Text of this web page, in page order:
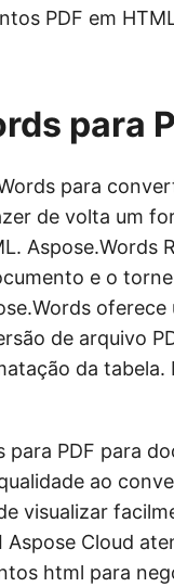
PDF em
para
para
de volta um
Aspose.Words
e o
de arquivo
da
para PDF para
ao
visualizar
Aspose Cloud
html para